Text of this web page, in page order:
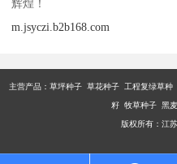
辉煌！
m.jsyczi.b2b168.com
主营产品： 草坪种子 草花种子 工程复绿草
籽 牧草种子 黑
版权所有：江